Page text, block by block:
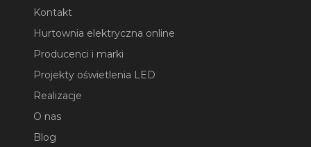
Kontakt
Hurtownia elektryczna online
Producenci i marki
Projekty oświetlenia LED
Realizacje
O nas
Blog